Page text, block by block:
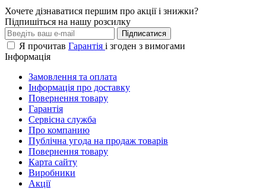
Хочете дізнаватися першим про акції і знижки?
Підпишіться на нашу розсилку
Підписатися
Я прочитав Гарантія і згоден з вимогами
Інформація
Замовлення та оплата
Інформація про доставку
Повернення товару
Гарантія
Сервісна служба
Про компанию
Публічна угода на продаж товарів
Повернення товару
Карта сайту
Виробники
Акції